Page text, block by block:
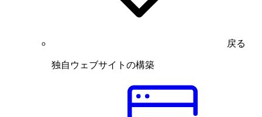
戻る
独自ウェブサイトの構築